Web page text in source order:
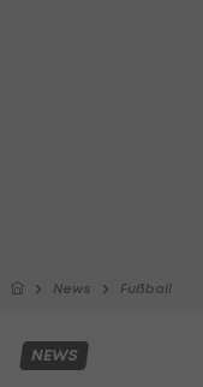
News Fußball
NEWS